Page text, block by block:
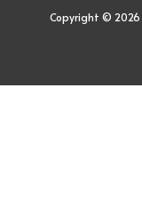
Copyright © 2026